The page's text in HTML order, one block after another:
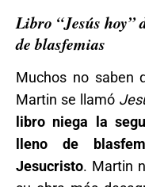
Libro “Jesús
de blasfemias
Muchos no saben
Martin se llamó
libro niega la
lleno de
Jesucristo. Martin